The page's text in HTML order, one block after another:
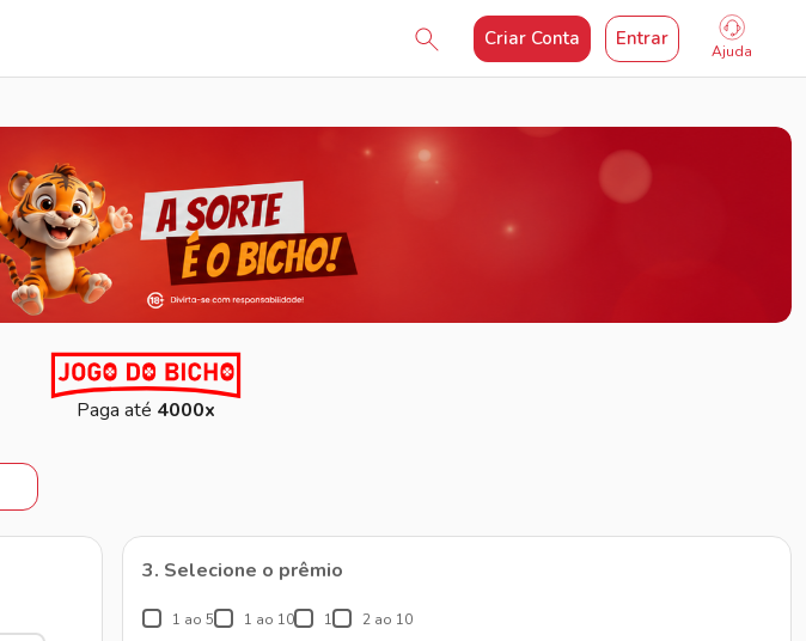
Criar Conta Entrar
Ajuda
Paga até 4000x
3. Selecione o prêmio
1 ao 5 1 ao 10 1 2 ao 10